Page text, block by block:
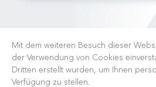
Mit dem weiteren Besuch dieser
der Verwendung von Cookies
Dritten erstellt wurden, um Ihnen
Verfügung zu stellen.